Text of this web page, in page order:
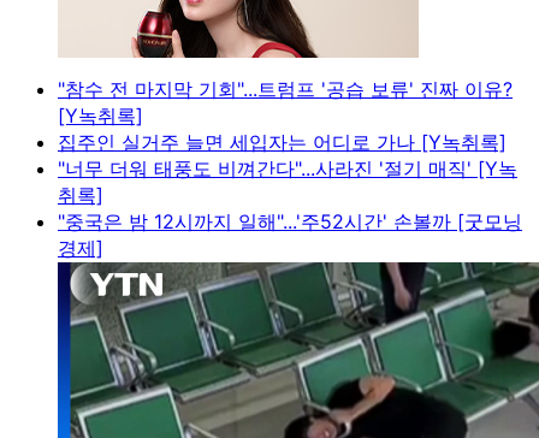
"참수 전 마지막 기회"...트럼프 '공습 보류' 진짜 이유?
[Y녹취록]
집주인 실거주 늘면 세입자는 어디로 가나 [Y녹취록]
"너무 더워 태풍도 비껴간다"...사라진 '절기 매직' [Y녹
취록]
"중국은 밤 12시까지 일해"...'주52시간' 손볼까 [굿모닝
경제]